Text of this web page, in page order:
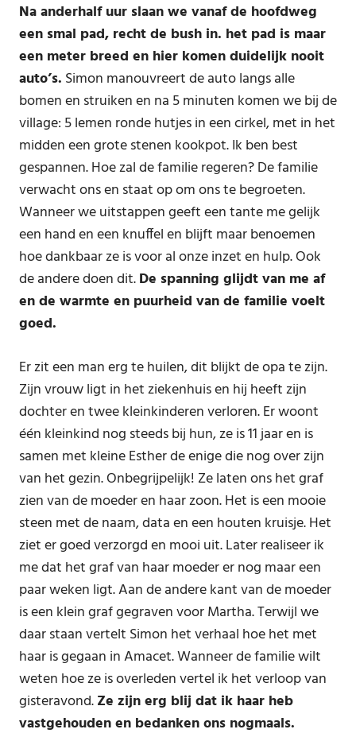
Na anderhalf uur slaan we vanaf de hoofdweg
een smal pad, recht de bush in. het pad is maar
een meter breed en hier komen duidelijk nooit
auto’s. Simon manouvreert de auto langs alle
bomen en struiken en na 5 minuten komen we bij de
village: 5 lemen ronde hutjes in een cirkel, met in het
midden een grote stenen kookpot. Ik ben best
gespannen. Hoe zal de familie regeren? De familie
verwacht ons en staat op om ons te begroeten.
Wanneer we uitstappen geeft een tante me gelijk
een hand en een knuffel en blijft maar benoemen
hoe dankbaar ze is voor al onze inzet en hulp. Ook
de andere doen dit.De spanning glijdt van me af
en de warmte en puurheid van de familie voelt
goed.
Er zit een man erg te huilen, dit blijkt de opa te zijn.
Zijn vrouw ligt in het ziekenhuis en hij heeft zijn
dochter en twee kleinkinderen verloren. Er woont
één kleinkind nog steeds bij hun, ze is 11 jaar en is
samen met kleine Esther de enige die nog over zijn
van het gezin. Onbegrijpelijk! Ze laten ons het graf
zien van de moeder en haar zoon. Het is een mooie
steen met de naam, data en een houten kruisje. Het
ziet er goed verzorgd en mooi uit. Later realiseer ik
me dat het graf van haar moeder er nog maar een
paar weken ligt. Aan de andere kant van de moeder
is een klein graf gegraven voor Martha. Terwijl we
daar staan vertelt Simon het verhaal hoe het met
haar is gegaan in Amacet. Wanneer de familie wilt
weten hoe ze is overleden vertel ik het verloop van
gisteravond.Ze zijn erg blij dat ik haar heb
vastgehouden en bedanken ons nogmaals.